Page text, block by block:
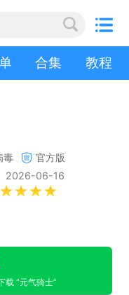
合集 教程
毒
官方版
2026-06-16
载 “元气骑士”